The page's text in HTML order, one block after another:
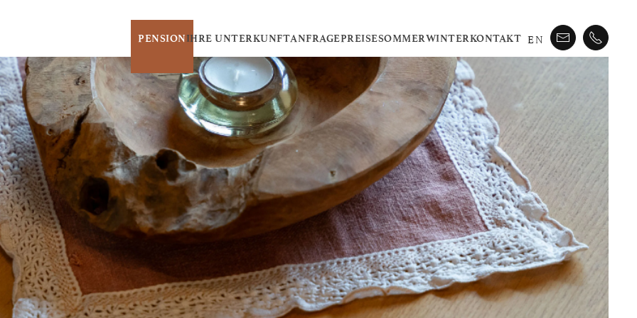
PENSIONIHRE UNTERKUNFTANFRAGEPREISESOMMERWINTERKONTAKT EN